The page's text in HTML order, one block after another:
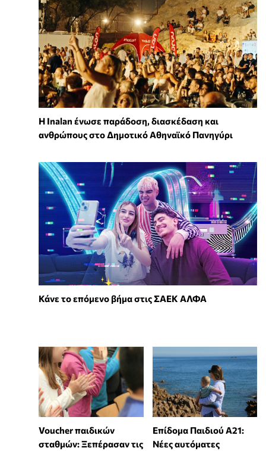
Η Inalan ένωσε παράδοση, διασκέδαση και
ανθρώπους στο Δημοτικό Αθηναϊκό Πανηγύρι
Κάνε το επόμενο βήμα στις ΣΑΕΚ ΑΛΦΑ
Voucher παιδικών
σταθμών: Ξεπέρασαν τις
Επίδομα Παιδιού Α21:
Νέες αυτόματες